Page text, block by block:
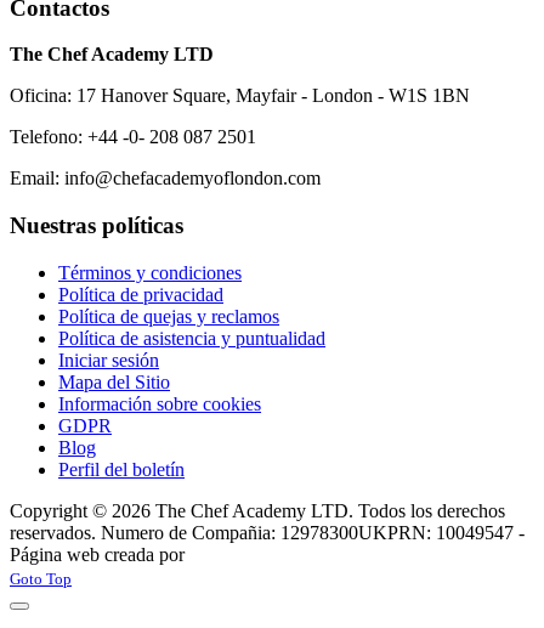
Contactos
The Chef Academy LTD
Oficina: 17 Hanover Square, Mayfair - London - W1S 1BN
Telefono: +44 -0- 208 087 2501
Email: info@chefacademyoflondon.com
Nuestras políticas
Términos y condiciones
Política de privacidad
Política de quejas y reclamos
Política de asistencia y puntualidad
Iniciar sesión
Mapa del Sitio
Información sobre cookies
GDPR
Blog
Perfil del boletín
Copyright © 2026 The Chef Academy LTD. Todos los derechos
reservados. Numero de Compañia: 12978300UKPRN: 10049547 -
Página web creada por
Joomla! 3 Templates
Goto Top